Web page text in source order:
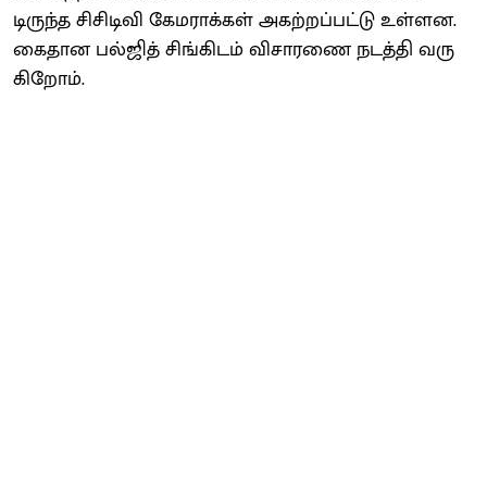
டிருந்த சிசிடிவி கேம​ராக்​கள் அகற்​றப்​பட்டு உள்​ளன.
கைதான பல்​ஜித் சிங்​கிடம் விசா​ரணை நடத்தி வரு​
கிறோம்.